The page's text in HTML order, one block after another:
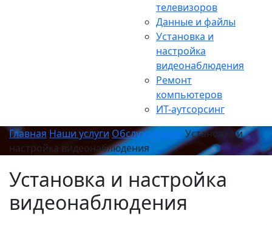
телевизоров
Данные и файлы
Установка и
настройка
видеонаблюдения
Ремонт
компьютеров
ИТ-аутсорсинг
Главная Наши услуги ОбслуживаниеУстановка и
настройка видеонаблюдения
Установка и настройка
видеонаблюдения